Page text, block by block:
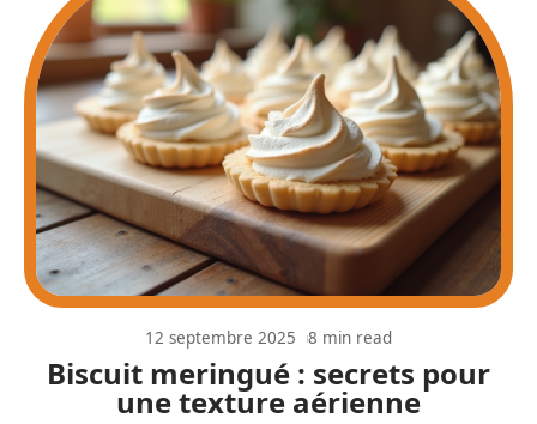
Biscuit meringué : secrets pour
une texture aérienne
12 septembre 2025 8 min read